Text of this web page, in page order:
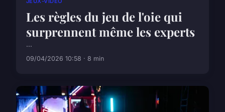
Les règles du jeu de l'oie qui
surprennent même les experts
...
09/04/2026 10:58 · 8 min